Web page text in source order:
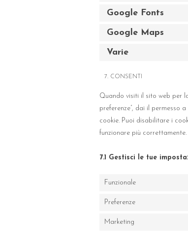
Google Fonts
Google Maps
Varie
7. CONSENTI
Quando visiti il sito web per
preferenze”, dai il permesso
cookie. Puoi disabilitare i
funzionare più correttamente.
7.1 Gestisci le tue
Funzionale
Preferenze
Marketing